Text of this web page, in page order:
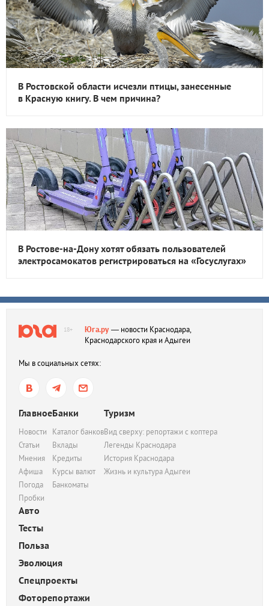
В Ростовской области исчезли птицы, занесенные
в Красную книгу. В чем причина?
В Ростове-на-Дону хотят обязать пользователей
электросамокатов регистрироваться на «Госуслугах»
18+ Юга.ру— новости Краснодара,
Краснодарского края и Адыгеи
Мы в социальных сетях:
Главное
Новости
Статьи
Мнения
Афиша
Погода
Пробки
Банки
Каталог банков
Вклады
Кредиты
Курсы валют
Банкоматы
Туризм
Вид сверху: репортажи с коптера
Легенды Краснодара
История Краснодара
Жизнь и культура Адыгеи
Авто
Тесты
Польза
Эволюция
Спецпроекты
Фоторепортажи